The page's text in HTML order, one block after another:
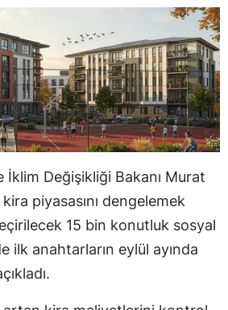
İklim Değişikliği Bakanı Murat
piyasasını dengelemek
15 bin konutluk sosyal
ilk anahtarların eylül ayında